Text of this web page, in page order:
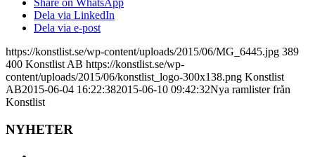
Share on WhatsApp
Dela via LinkedIn
Dela via e-post
https://konstlist.se/wp-content/uploads/2015/06/MG_6445.jpg 389
400 Konstlist AB https://konstlist.se/wp-
content/uploads/2015/06/konstlist_logo-300x138.png Konstlist
AB2015-06-04 16:22:382015-06-10 09:42:32Nya ramlister från
Konstlist
NYHETER